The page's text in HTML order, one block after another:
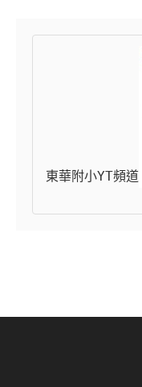
東華附小YT頻道